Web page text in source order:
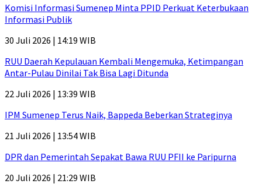
Komisi Informasi Sumenep Minta PPID Perkuat Keterbukaan
Informasi Publik
30 Juli 2026 | 14:19 WIB
RUU Daerah Kepulauan Kembali Mengemuka, Ketimpangan
Antar-Pulau Dinilai Tak Bisa Lagi Ditunda
22 Juli 2026 | 13:39 WIB
IPM Sumenep Terus Naik, Bappeda Beberkan Strateginya
21 Juli 2026 | 13:54 WIB
DPR dan Pemerintah Sepakat Bawa RUU PFII ke Paripurna
20 Juli 2026 | 21:29 WIB